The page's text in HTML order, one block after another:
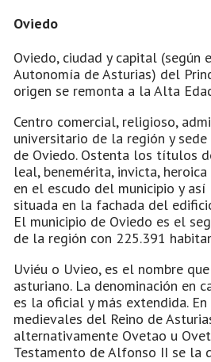
Oviedo
Oviedo, ciudad y capital (según
Autonomía de Asturias) del
origen se remonta a la Alta
Centro comercial, religioso,
universitario de la región y
de Oviedo. Ostenta los títulos
leal, benemérita, invicta,
en el escudo del municipio y
situada en la fachada del
El municipio de Oviedo es el
de la región con 225.391
Uviéu o Uvieo, es el nombre
asturiano. La denominación en
es la oficial y más extendida.
medievales del Reino de
alternativamente Ovetao u
Testamento de Alfonso II se la